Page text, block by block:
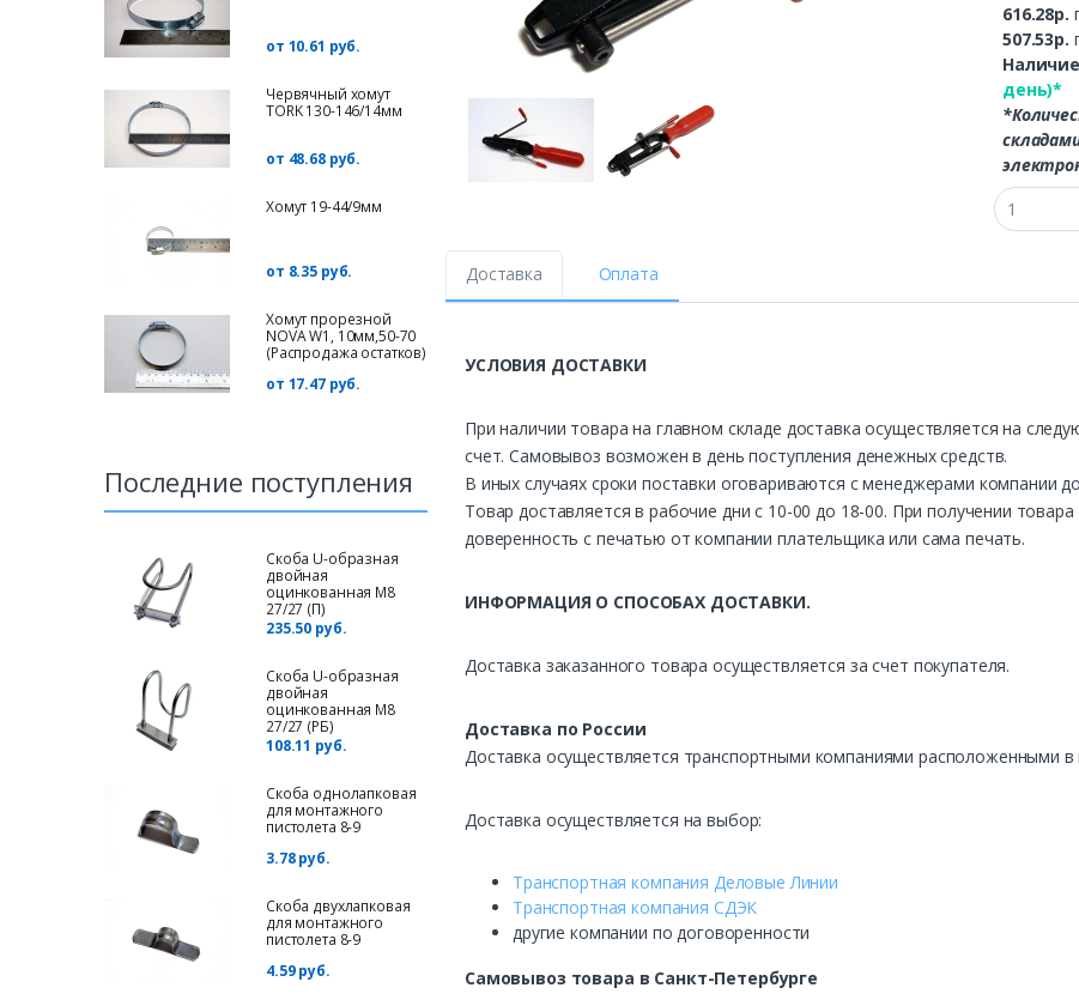
от 10.61 руб.
Червячный хомут
TORK 130-146/14мм
от 48.68 руб.
Хомут 19-44/9мм
от 8.35 руб.
Хомут прорезной
NOVA W1, 10мм,50-70
(Распродажа остатков)
от 17.47 руб.
Последние поступления
Скоба U-образная
двойная
оцинкованная М8
27/27 (П)
235.50 руб.
Скоба U-образная
двойная
оцинкованная М8
27/27 (РБ)
108.11 руб.
Скоба однолапковая
для монтажного
пистолета 8-9
3.78 руб.
Скоба двухлапковая
для монтажного
пистолета 8-9
4.59 руб.
616.28р.
507.53р.
день)*
Доставка Оплата
УСЛОВИЯ ДОСТАВКИ
При наличии товара на главном складе доставка осуществляется на
счет. Самовывоз возможен в день поступления денежных средств.
В иных случаях сроки поставки оговариваются с менеджерами компании
Товар доставляется в рабочие дни с 10-00 до 18-00. При получении
доверенность с печатью от компании плательщика или сама печать.
ИНФОРМАЦИЯ О СПОСОБАХ ДОСТАВКИ.
Доставка заказанного товара осуществляется за счет покупателя.
Доставка по России
Доставка осуществляется транспортными компаниями расположенными в
Доставка осуществляется на выбор:
Транспортная компания Деловые Линии
Транспортная компания СДЭК
другие компании по договоренности
Самовывоз товара в Санкт-Петербурге